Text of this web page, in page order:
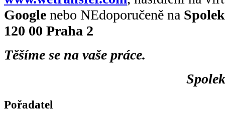
Google nebo NEdoporučeně na
120 00 Praha 2
Těšíme se na vaše práce.
Pořadatel